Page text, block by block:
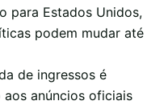
para Estados Unidos,
podem mudar até
de ingressos é
aos anúncios oficiais